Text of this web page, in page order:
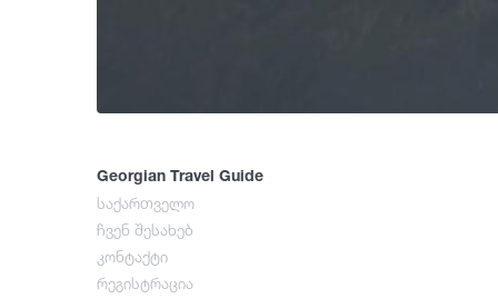
Georgian Travel Guide
საქართველო
ჩვენ შესახებ
კონტაქტი
რეგისტრაცია